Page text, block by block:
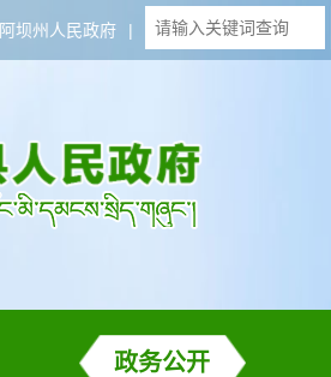
阿坝州人民政府 |
政务公开